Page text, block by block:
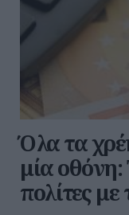
Όλα τα
μία οθόνη:
πολίτες